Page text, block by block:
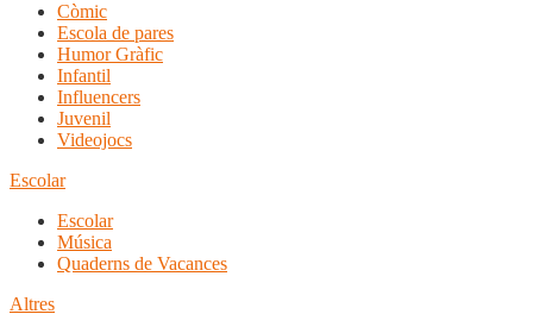
Còmic
Escola de pares
Humor Gràfic
Infantil
Influencers
Juvenil
Videojocs
Escolar
Escolar
Música
Quaderns de Vacances
Altres